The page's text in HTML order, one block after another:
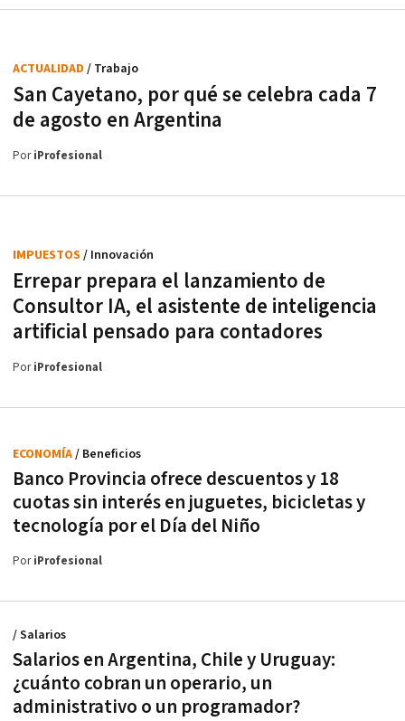
San Cayetano, por qué se celebra cada 7
de agosto en Argentina
ACTUALIDAD / Trabajo
PoriProfesional
Errepar prepara el lanzamiento de
Consultor IA, el asistente de inteligencia
artificial pensado para contadores
IMPUESTOS / Innovación
PoriProfesional
Banco Provincia ofrece descuentos y 18
cuotas sin interés en juguetes, bicicletas y
tecnología por el Día del Niño
ECONOMÍA/ Beneficios
PoriProfesional
Salarios en Argentina, Chile y Uruguay:
¿cuánto cobran un operario, un
administrativo o un programador?
/ Salarios